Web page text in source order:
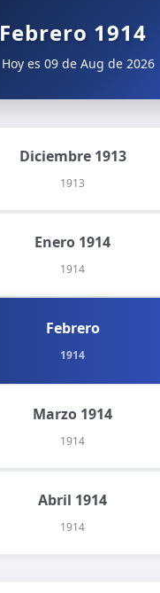
Febrero 1914
Hoy es 09 de Aug de 2026
Diciembre 1913
1913
Enero 1914
1914
Febrero
1914
Marzo 1914
1914
Abril 1914
1914